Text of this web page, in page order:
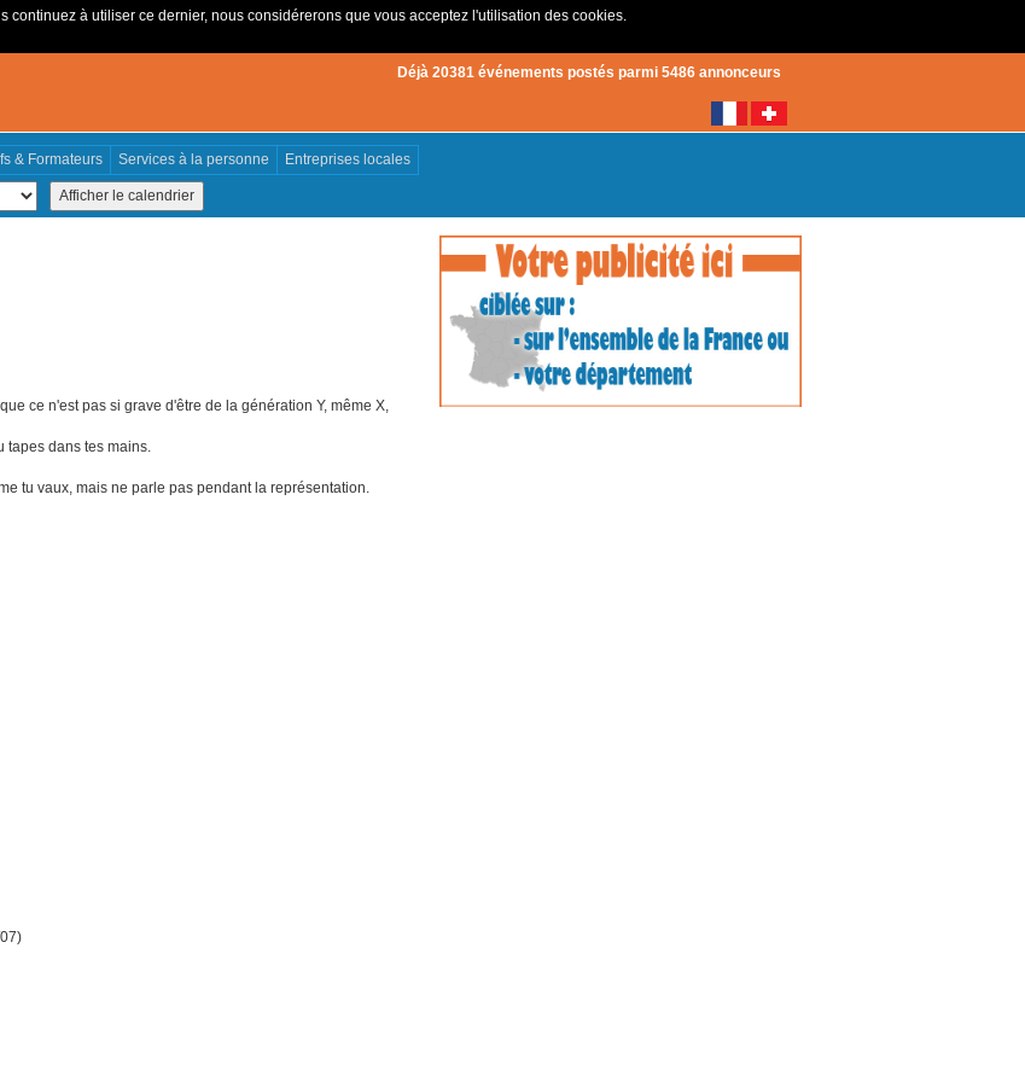
à utiliser ce dernier, nous considérerons que vous acceptez l'utilisation des cookies.Créer un compte
Déjà 20381 événements postés parmi 5486 annonceurs
& Formateurs Services à la personne Entreprises locales
ce n'est pas si grave d'être de la génération Y, même X,
tapes dans tes mains.
tu vaux, mais ne parle pas pendant la représentation.